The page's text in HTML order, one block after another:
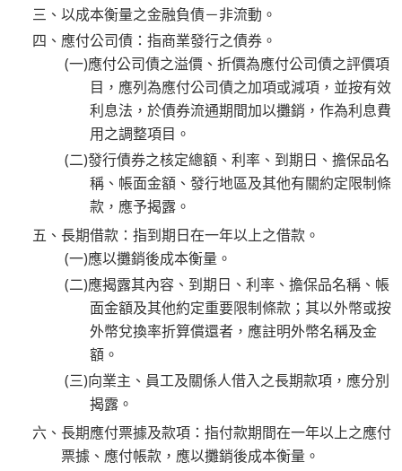
三、以成本衡量之金融負債－非流動。
四、應付公司債：指商業發行之債券。
(一)應付公司債之溢價、折價為應付公司債之評價項
目，應列為應付公司債之加項或減項，並按有效
利息法，於債券流通期間加以攤銷，作為利息費
用之調整項目。
(二)發行債券之核定總額、利率、到期日、擔保品名
稱、帳面金額、發行地區及其他有關約定限制條
款，應予揭露。
五、長期借款：指到期日在一年以上之借款。
(一)應以攤銷後成本衡量。
(二)應揭露其內容、到期日、利率、擔保品名稱、帳
面金額及其他約定重要限制條款；其以外幣或按
外幣兌換率折算償還者，應註明外幣名稱及金
額。
(三)向業主、員工及關係人借入之長期款項，應分別
揭露。
六、長期應付票據及款項：指付款期間在一年以上之應付
票據、應付帳款，應以攤銷後成本衡量。